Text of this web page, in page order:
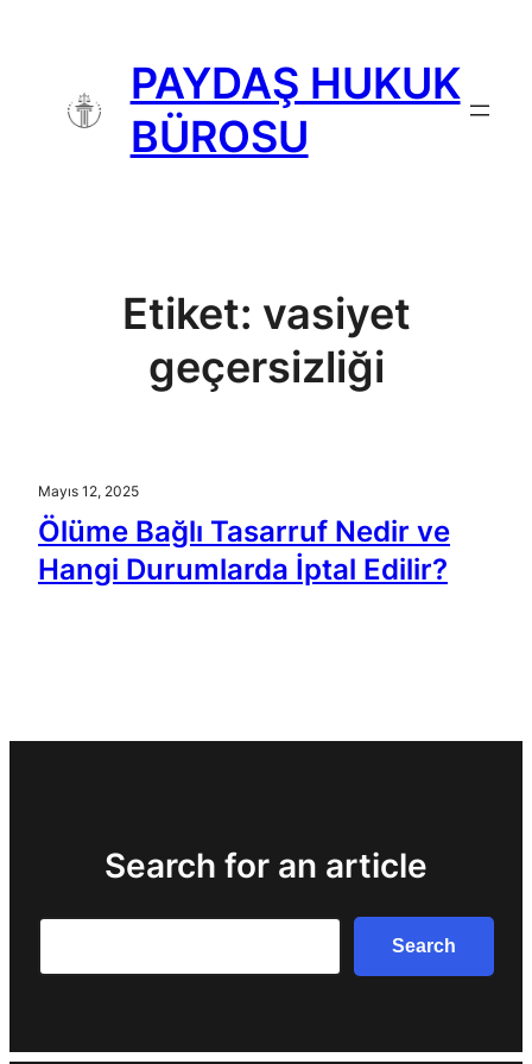
PAYDAŞ HUKUK
BÜROSU
Etiket: vasiyet
geçersizliği
Mayıs 12, 2025
Ölüme Bağlı Tasarruf Nedir ve
Hangi Durumlarda İptal Edilir?
Search for an article
Search